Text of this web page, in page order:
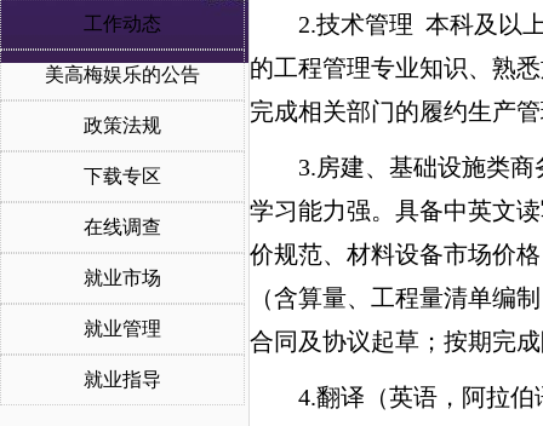
工作动态
美高梅娱乐的公告
政策法规
下载专区
在线调查
就业市场
就业管理
就业指导
2.技术管理 本科及以
的工程管理专业知识、熟
完成相关部门的履约生产
3.房建、基础设施类
学习能力强。具备中英文
价规范、材料设备市场价
（含算量、工程量清单编
合同及协议起草；按期完
4.翻译（英语，阿拉